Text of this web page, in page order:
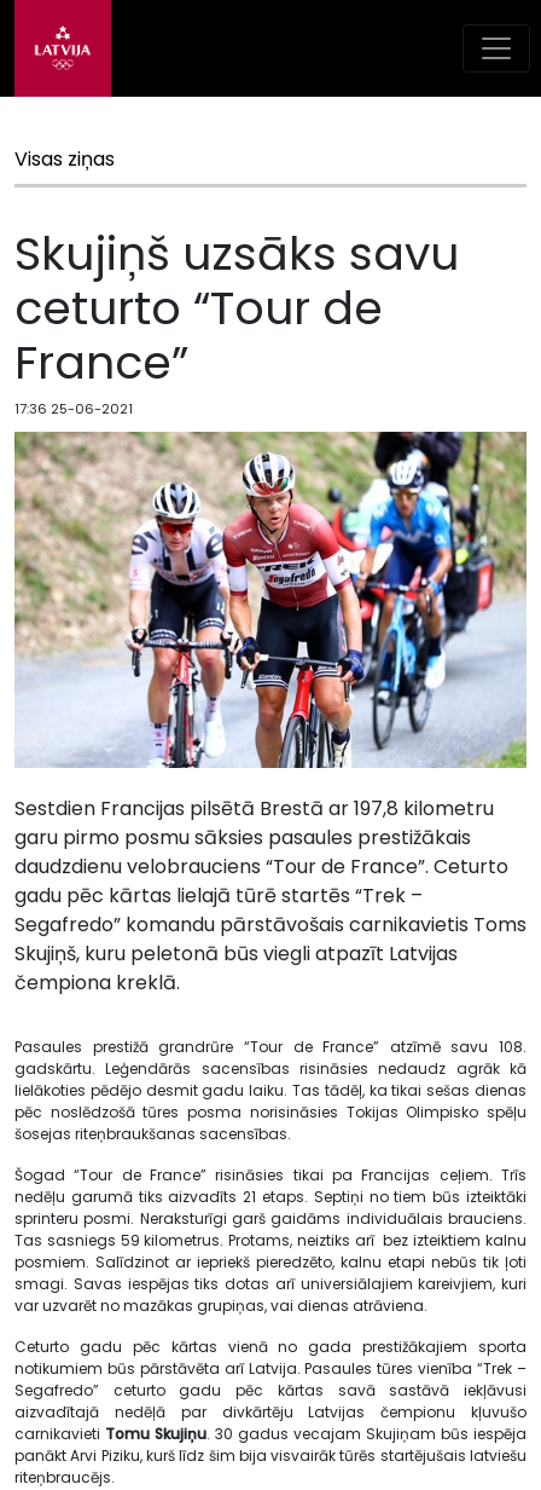
Visas ziņas
Skujiņš uzsāks savu
ceturto “Tour de
France”
17:36 25-06-2021
Sestdien Francijas pilsētā Brestā ar 197,8 kilometru
garu pirmo posmu sāksies pasaules prestižākais
daudzdienu velobrauciens “Tour de France”. Ceturto
gadu pēc kārtas lielajā tūrē startēs “Trek –
Segafredo” komandu pārstāvošais carnikavietis Toms
Skujiņš, kuru peletonā būs viegli atpazīt Latvijas
čempiona kreklā.
Pasaules prestižā grandrūre “Tour de France” atzīmē savu 108.
gadskārtu. Leģendārās sacensības risināsies nedaudz agrāk kā
lielākoties pēdējo desmit gadu laiku. Tas tādēļ, ka tikai sešas dienas
pēc noslēdzošā tūres posma norisināsies Tokijas Olimpisko spēļu
šosejas riteņbraukšanas sacensības.
Šogad “Tour de France” risināsies tikai pa Francijas ceļiem. Trīs
nedēļu garumā tiks aizvadīts 21 etaps. Septiņi no tiem būs izteiktāki
sprinteru posmi. Neraksturīgi garš gaidāms individuālais brauciens.
Tas sasniegs 59 kilometrus. Protams, neiztiks arī bez izteiktiem kalnu
posmiem. Salīdzinot ar iepriekš pieredzēto, kalnu etapi nebūs tik ļoti
smagi. Savas iespējas tiks dotas arī universiālajiem kareivjiem, kuri
var uzvarēt no mazākas grupiņas, vai dienas atrāviena.
Ceturto gadu pēc kārtas vienā no gada prestižākajiem sporta
notikumiem būs pārstāvēta arī Latvija. Pasaules tūres vienība “Trek –
Segafredo” ceturto gadu pēc kārtas savā sastāvā iekļāvusi
aizvadītajā nedēļā par divkārtēju Latvijas čempionu kļuvušo
carnikavieti Tomu Skujiņu. 30 gadus vecajam Skujiņam būs iespēja
panākt Arvi Piziku, kurš līdz šim bija visvairāk tūrēs startējušais latviešu
riteņbraucējs.